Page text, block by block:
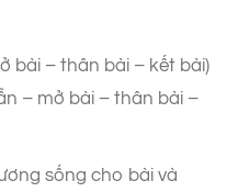
bài – thân bài – kết bài)
– mở bài – thân bài –
sống cho bài và